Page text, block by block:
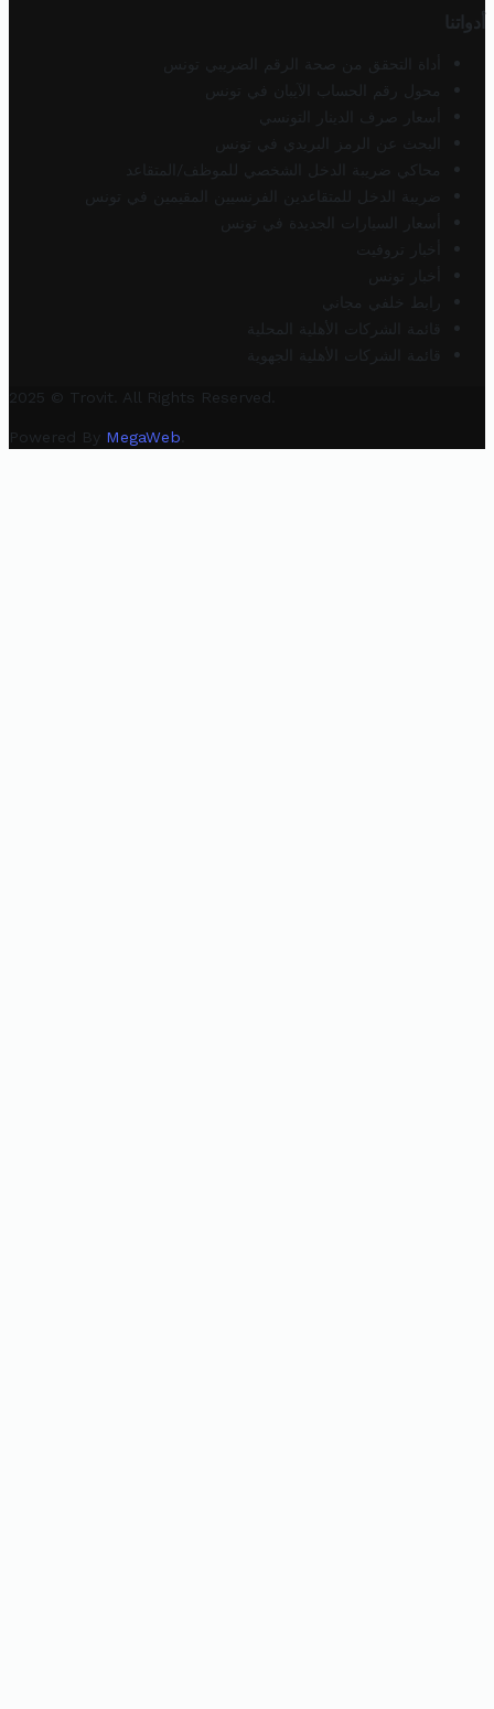
أدواتنا
أداة التحقق من صحة الرقم الضريبي تونس
محول رقم الحساب الآيبان في تونس
أسعار صرف الدينار التونسي
البحث عن الرمز البريدي في تونس
محاكي ضريبة الدخل الشخصي للموظف/المتقاعد
ضريبة الدخل للمتقاعدين الفرنسيين المقيمين في تونس
أسعار السيارات الجديدة في تونس
أخبار تروفيت
أخبار تونس
رابط خلفي مجاني
قائمة الشركات الأهلية المحلية
قائمة الشركات الأهلية الجهوية
2025 © Trovit. All Rights Reserved.
Powered By MegaWeb